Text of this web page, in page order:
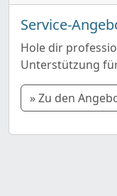
Service-
Hole dir
Unterstützung
» Zu den